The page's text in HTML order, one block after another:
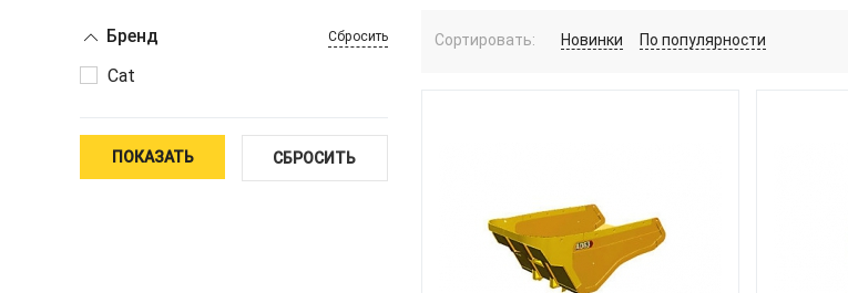
Бренд Сбросить
Cat
ПОКАЗАТЬ СБРОСИТЬ
Сортировать: Новинки По популярности